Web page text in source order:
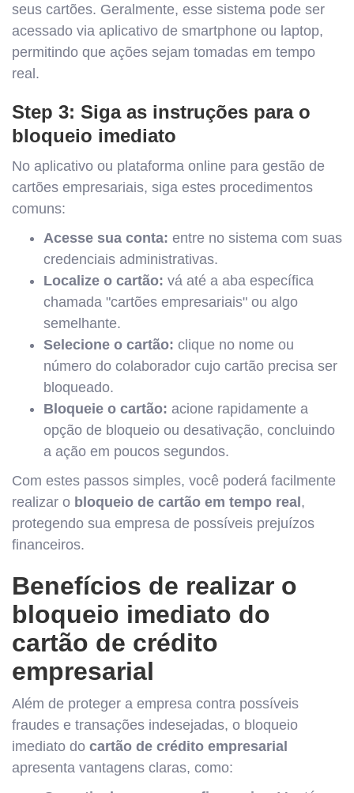
seus cartões. Geralmente, esse sistema pode ser
acessado via aplicativo de smartphone ou laptop,
permitindo que ações sejam tomadas em tempo
real.
Step 3: Siga as instruções para o
bloqueio imediato
No aplicativo ou plataforma online para gestão de
cartões empresariais, siga estes procedimentos
comuns:
Acesse sua conta: entre no sistema com suas
credenciais administrativas.
Localize o cartão: vá até a aba específica
chamada "cartões empresariais" ou algo
semelhante.
Selecione o cartão: clique no nome ou
número do colaborador cujo cartão precisa ser
bloqueado.
Bloqueie o cartão: acione rapidamente a
opção de bloqueio ou desativação, concluindo
a ação em poucos segundos.
Com estes passos simples, você poderá facilmente
realizar o bloqueio de cartão em tempo real,
protegendo sua empresa de possíveis prejuízos
financeiros.
Benefícios de realizar o
bloqueio imediato do
cartão de crédito
empresarial
Além de proteger a empresa contra possíveis
fraudes e transações indesejadas, o bloqueio
imediato do cartão de crédito empresarial
apresenta vantagens claras, como: